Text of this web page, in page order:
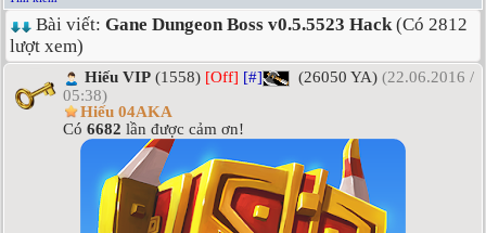
Bài viết: Gane Dungeon Boss v0.5.5523 Hack(Có 2812
lượt xem)
Hiếu VIP (1558) [Off] [#] (26050 YA) (22.06.2016 /
05:38)
Hiếu 04AKA
Có 6682 lần được cảm ơn!